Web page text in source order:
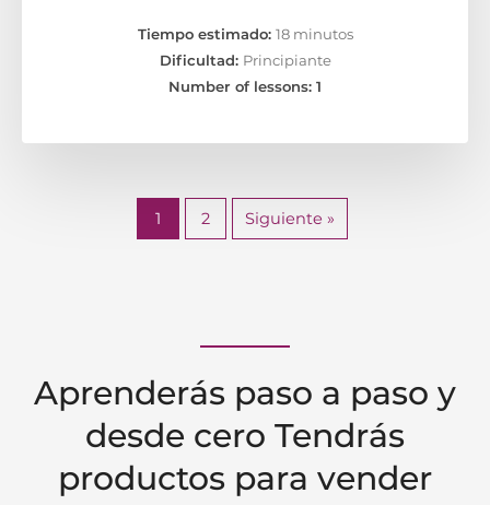
Tiempo estimado: 18 minutos
Dificultad: Principiante
Number of lessons: 1
1 2 Siguiente »
Aprenderás paso a paso y
desde cero Tendrás
productos para vender